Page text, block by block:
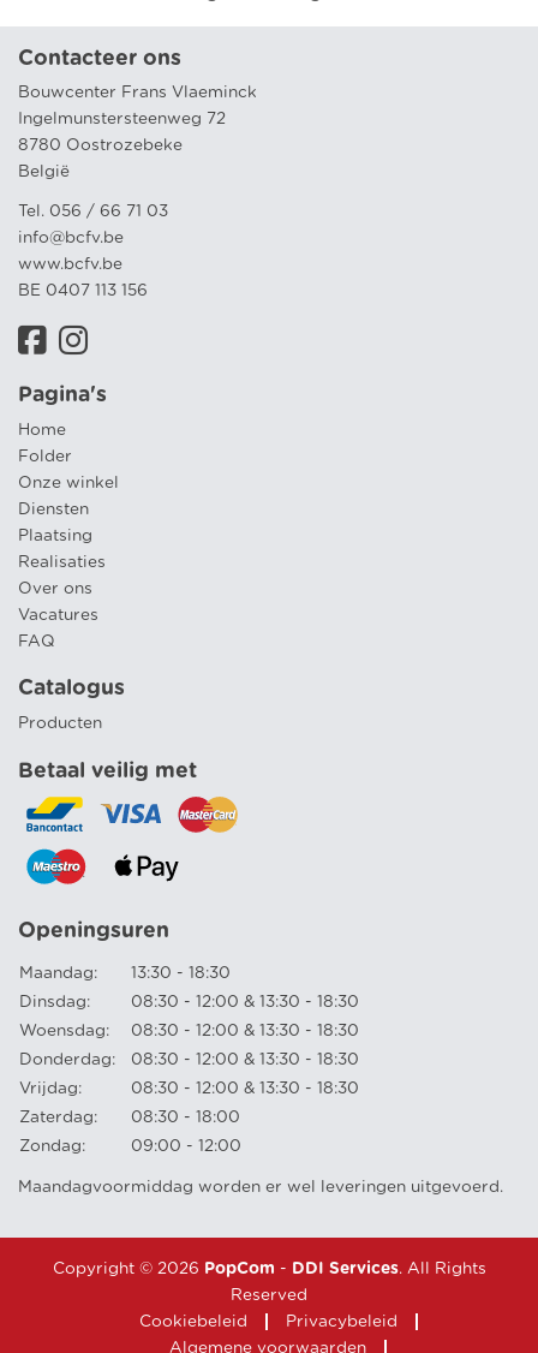
Contacteer ons
Bouwcenter Frans Vlaeminck
Ingelmunstersteenweg 72
8780 Oostrozebeke
België
Tel. 056 / 66 71 03
info@bcfv.be
www.bcfv.be
BE 0407 113 156
Pagina's
Home
Folder
Onze winkel
Diensten
Plaatsing
Realisaties
Over ons
Vacatures
FAQ
Catalogus
Producten
Betaal veilig met
Openingsuren
Maandag:
13:30 - 18:30
Dinsdag:
08:30 - 12:00 & 13:30 - 18:30
Woensdag:
08:30 - 12:00 & 13:30 - 18:30
Donderdag:
08:30 - 12:00 & 13:30 - 18:30
Vrijdag:
08:30 - 12:00 & 13:30 - 18:30
Zaterdag:
08:30 - 18:00
Zondag:
09:00 - 12:00
Maandagvoormiddag worden er wel leveringen uitgevoerd.
Copyright © 2026 PopCom - DDI Services. All Rights
Reserved
Cookiebeleid
Privacybeleid
Algemene voorwaarden